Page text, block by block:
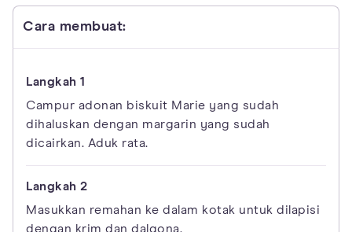
Cara membuat:
Campur adonan biskuit Marie yang sudah
dihaluskan dengan margarin yang sudah
dicairkan. Aduk rata.
Masukkan remahan ke dalam kotak untuk dilapisi
dengan krim dan dalgona.